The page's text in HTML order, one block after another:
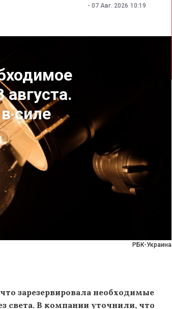
- 07 Авг. 2026 10:19
РБК-Украина
августа.
силе
зарезервировала необходимые
света. В компании уточнили, что